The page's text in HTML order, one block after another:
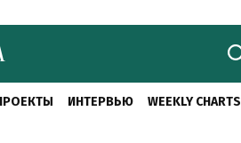
ИНТЕРВЬЮ WEEKLY CHARTS